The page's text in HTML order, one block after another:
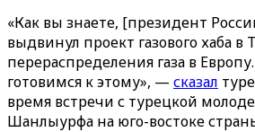
«Как вы знаете, [президент
выдвинул проект газового хаба в
перераспределения газа в
готовимся к этому», — сказал
время встречи с турецкой
Шанлыурфа на юго-востоке